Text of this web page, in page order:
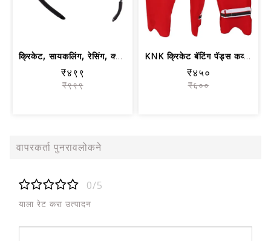
क्रिकेट, सायकलिंग, रेसिंग, क्लाइंबिंग...
₹४९९
₹९९९
KNK क्रिकेट बॅटिंग पॅड्स कव्हर | रंगी...
₹४५०
₹६००
वापरकर्ता पुनरावलोकने
0/5
याला रेट करा उत्पादन